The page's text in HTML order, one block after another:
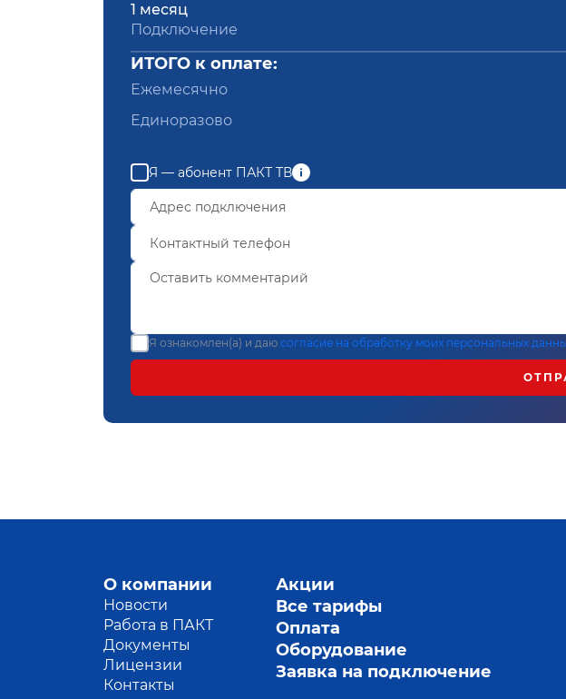
1 месяц
Подключение
ИТОГО к оплате:
Ежемесячно
Единоразово
Я — абонент ПАКТ ТВ
Я ознакомлен(а) и даю согласие на обработку моих персональных
О компании
Новости
Работа в ПАКТ
Документы
Лицензии
Контакты
Акции
Все тарифы
Оплата
Оборудование
Заявка на подключение